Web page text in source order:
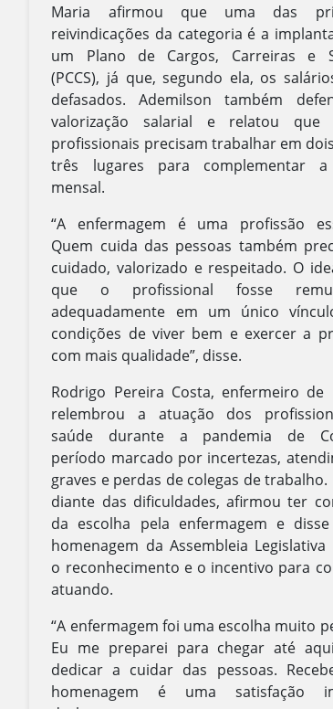
Maria afirmou que uma das
reivindicações da categoria é a
um Plano de Cargos, Carreiras e
(PCCS), já que, segundo ela, os
defasados. Ademilson também
valorização salarial e relatou que
profissionais precisam trabalhar em
três lugares para complementar
mensal.
“A enfermagem é uma profissão
Quem cuida das pessoas também
cuidado, valorizado e respeitado. O
que o profissional fosse
adequadamente em um único
condições de viver bem e exercer a
com mais qualidade”, disse.
Rodrigo Pereira Costa, enfermeiro de
relembrou a atuação dos
saúde durante a pandemia de
período marcado por incertezas,
graves e perdas de colegas de trabalho.
diante das dificuldades, afirmou ter
da escolha pela enfermagem e
homenagem da Assembleia Legislativa
o reconhecimento e o incentivo para
atuando.
“A enfermagem foi uma escolha muito
Eu me preparei para chegar até
dedicar a cuidar das pessoas.
homenagem é uma satisfação